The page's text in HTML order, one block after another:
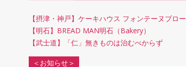
【摂津・神戸】ケーキハウス フォンテーヌブロー
【明石】BREAD MAN明石（Bakery）
【武士道】「仁」無きものは治むべからず
＜お知らせ＞